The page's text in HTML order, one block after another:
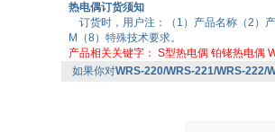
热电偶订货须知
订货时，用户注：（1）产品名称（2）
M（8）特殊技术要求。
产品相关关键字： S型热电偶 铂铑热电偶
如果你对WRS-220/WRS-221/WRS-222/